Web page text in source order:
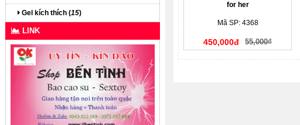
for her
Mã SP: 4368
450,000đ 55,000₫
Gel kích thích (15)
LINK